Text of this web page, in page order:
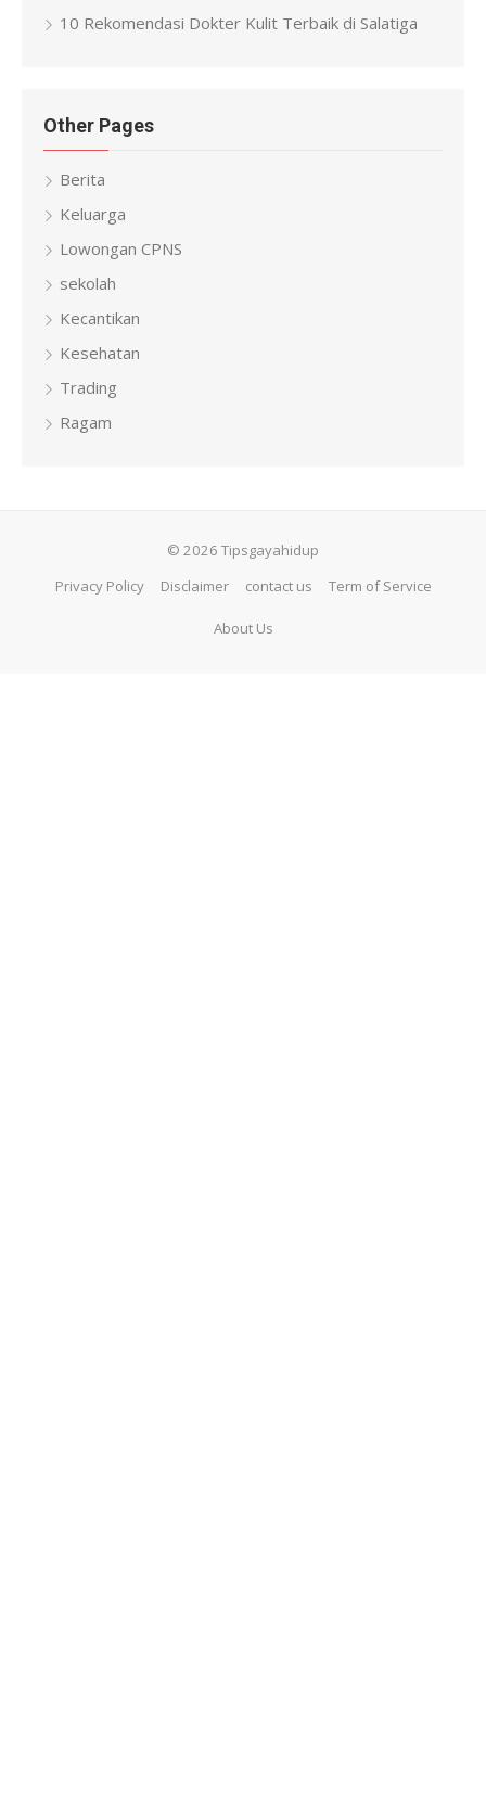
10 Rekomendasi Dokter Kulit Terbaik di Salatiga
Other Pages
Berita
Keluarga
Lowongan CPNS
sekolah
Kecantikan
Kesehatan
Trading
Ragam
© 2026 Tipsgayahidup
Privacy Policy
Disclaimer contact us Term of Service
About Us